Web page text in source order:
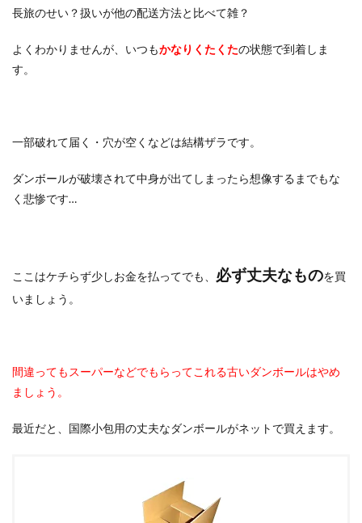
長旅のせい？扱いが他の配送方法と比べて雑？
よくわかりませんが、いつもかなりくたくたの状態で到着しま
す。
一部破れて届く・穴が空くなどは結構ザラです。
ダンボールが破壊されて中身が出てしまったら想像するまでもな
く悲惨です…
ここはケチらず少しお金を払ってでも、 必ず丈夫なものを買
いましょう。
間違ってもスーパーなどでもらってこれる古いダンボールはやめ
ましょう。
最近だと、国際小包用の丈夫なダンボールがネットで買えます。